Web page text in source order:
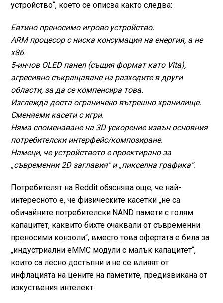
устройство“, което се описва както следва:
Евтино преносимо игрово устройство.
ARM процесор с ниска консумация на енергия, а не
x86.
5-инчов OLED панел (същия формат като Vita),
агресивно съкращаване на разходите в други
области, за да се компенсира това.
Изглежда доста ограничено вътрешно хранилище.
Сменяеми касети с игри.
Няма споменаване на 3D ускорение извън основния
потребителски интерфейс/композиране.
Намеци, че устройството е проектирано за
„съвременни 2D заглавия“ и „пикселна графика“.
Потребителят на Reddit обяснява още, че най-
интересното е, че физическите касетки „не са
обичайните потребителски NAND памети с голям
капацитет, каквито бихте очаквали от съвременни
преносими конзоли“; вместо това офертата е била за
„индустриални eMMC модули с малък капацитет“,
които са лесно достъпни и не се влияят от
инфлацията на цените на паметите, предизвикана от
изкуствения интелект.